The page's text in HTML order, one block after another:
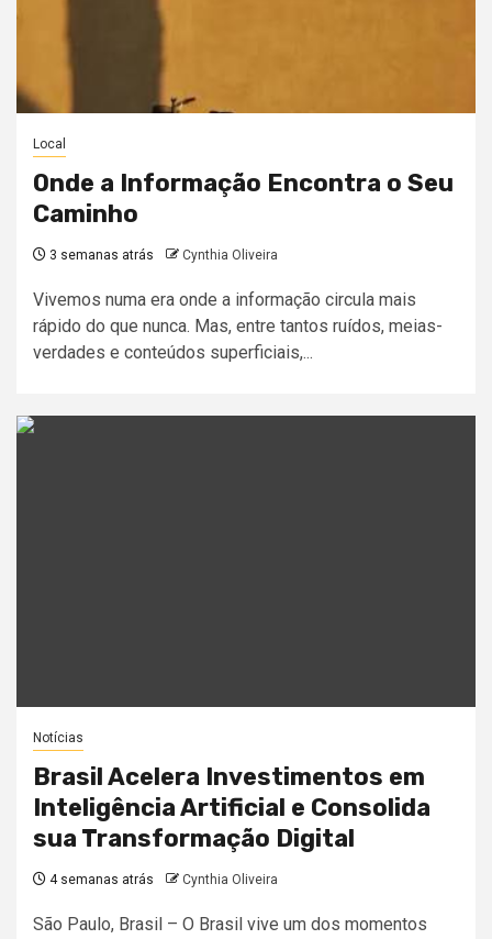
Local
Onde a Informação Encontra o Seu
Caminho
3 semanas atrás Cynthia Oliveira
Vivemos numa era onde a informação circula mais
rápido do que nunca. Mas, entre tantos ruídos, meias-
verdades e conteúdos superficiais,...
Notícias
Brasil Acelera Investimentos em
Inteligência Artificial e Consolida
sua Transformação Digital
4 semanas atrás Cynthia Oliveira
São Paulo, Brasil – O Brasil vive um dos momentos